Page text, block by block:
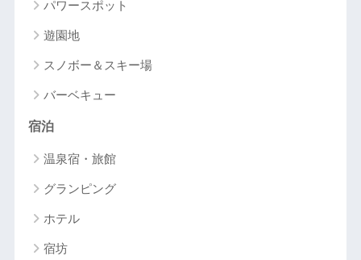
パワースポット
遊園地
スノボー＆スキー場
バーベキュー
宿泊
温泉宿・旅館
グランピング
ホテル
宿坊